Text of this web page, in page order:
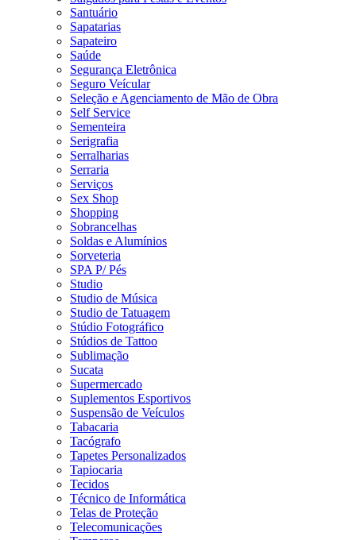
Santuário
Sapatarias
Sapateiro
Saúde
Segurança Eletrônica
Seguro Veícular
Seleção e Agenciamento de Mão de Obra
Self Service
Sementeira
Serigrafia
Serralharias
Serraria
Serviços
Sex Shop
Shopping
Sobrancelhas
Soldas e Alumínios
Sorveteria
SPA P/ Pés
Studio
Studio de Música
Studio de Tatuagem
Stúdio Fotográfico
Stúdios de Tattoo
Sublimação
Sucata
Supermercado
Suplementos Esportivos
Suspensão de Veículos
Tabacaria
Tacógrafo
Tapetes Personalizados
Tapiocaria
Tecidos
Técnico de Informática
Telas de Proteção
Telecomunicações